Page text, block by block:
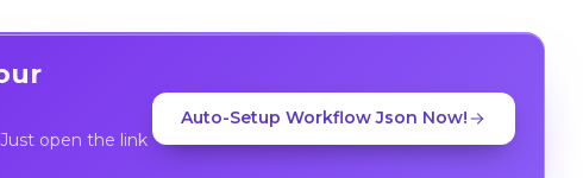
open the link
Auto-Setup Workflow Json Now!